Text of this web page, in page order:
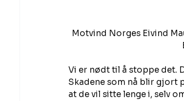
Motvind Norges Eivind
Vi er nødt til å stoppe det.
Skadene som nå blir gjort
at de vil sitte lenge i, selv